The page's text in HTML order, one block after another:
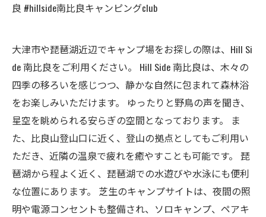
良 #hillside南比良キャンピングclub
大津市や琵琶湖近辺でキャンプ場をお探しの際は、Hill Si
de 南比良をご利用ください。 Hill Side 南比良は、木々の
四季の移ろいを感じつつ、静かな自然に包まれて森林浴
をお楽しみいただけます。 ゆったりと野鳥の声を聞き、
星空を眺められる安らぎの空間となっております。 ま
た、比良山登山口に近く、登山の拠点としてもご利用い
ただき、近隣の温泉で疲れを癒やすことも可能です。 琵
琶湖から程よく近く、琵琶湖での水遊びや水泳にも便利
な位置にあります。 芝生のキャンプサイトは、夜間の照
明や電源コンセントも整備され、ソロキャンプ、ペアキ